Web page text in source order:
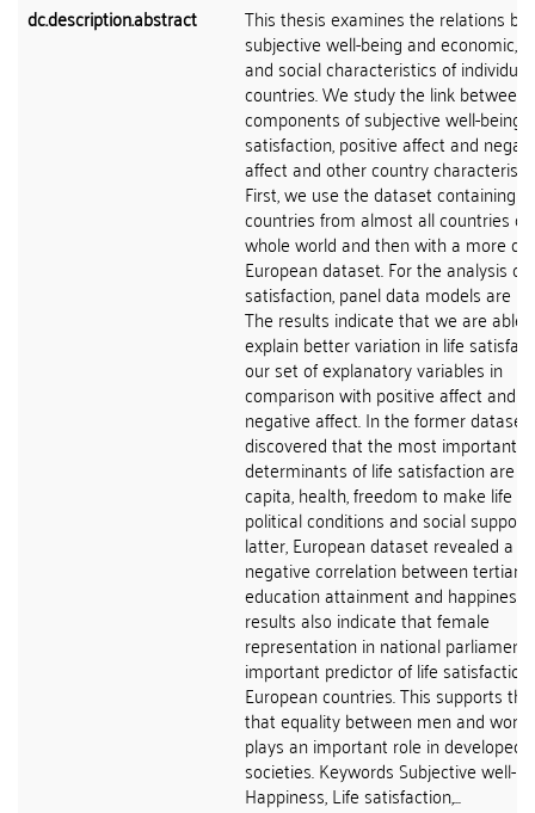
dc.description.abstract
This thesis examines the relations
subjective well-being and economic,
and social characteristics of individual
countries. We study the link between
components of subjective well-being
satisfaction, positive affect and
affect and other country
First, we use the dataset containing
countries from almost all countries
whole world and then with a more
European dataset. For the analysis of
satisfaction, panel data models are
The results indicate that we are able
explain better variation in life
our set of explanatory variables in
comparison with positive affect and
negative affect. In the former
discovered that the most important
determinants of life satisfaction are
capita, health, freedom to make life
political conditions and social
latter, European dataset revealed a
negative correlation between tertiary
education attainment and happiness.
results also indicate that female
representation in national parliament
important predictor of life
European countries. This supports
that equality between men and
plays an important role in developed
societies. Keywords Subjective well-
Happiness, Life satisfaction,...